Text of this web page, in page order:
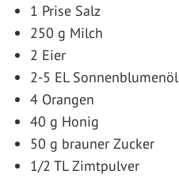
1 Prise Salz
250 g Milch
2 Eier
2-5 EL Sonnenblumenöl
4 Orangen
40 g Honig
50 g brauner Zucker
1/2 TL Zimtpulver